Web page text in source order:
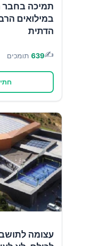
תמיכה בחבר
במילואים
הדתית
✍️
639 תומכים
עצומה